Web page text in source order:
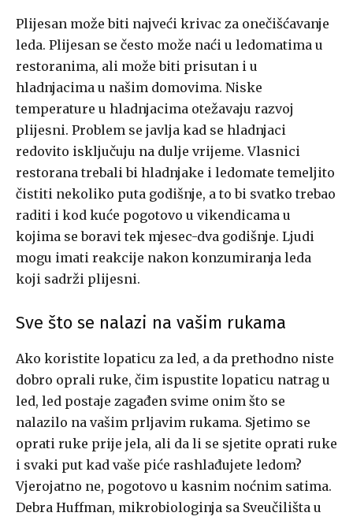
Plijesan može biti najveći krivac za onečišćavanje
leda. Plijesan se često može naći u ledomatima u
restoranima, ali može biti prisutan i u
hladnjacima u našim domovima. Niske
temperature u hladnjacima otežavaju razvoj
plijesni. Problem se javlja kad se hladnjaci
redovito isključuju na dulje vrijeme. Vlasnici
restorana trebali bi hladnjake i ledomate temeljito
čistiti nekoliko puta godišnje, a to bi svatko trebao
raditi i kod kuće pogotovo u vikendicama u
kojima se boravi tek mjesec-dva godišnje. Ljudi
mogu imati reakcije nakon konzumiranja leda
koji sadrži plijesni.
Sve što se nalazi na vašim rukama
Ako koristite lopaticu za led, a da prethodno niste
dobro oprali ruke, čim ispustite lopaticu natrag u
led, led postaje zagađen svime onim što se
nalazilo na vašim prljavim rukama. Sjetimo se
oprati ruke prije jela, ali da li se sjetite oprati ruke
i svaki put kad vaše piće rashlađujete ledom?
Vjerojatno ne, pogotovo u kasnim noćnim satima.
Debra Huffman, mikrobiologinja sa Sveučilišta u